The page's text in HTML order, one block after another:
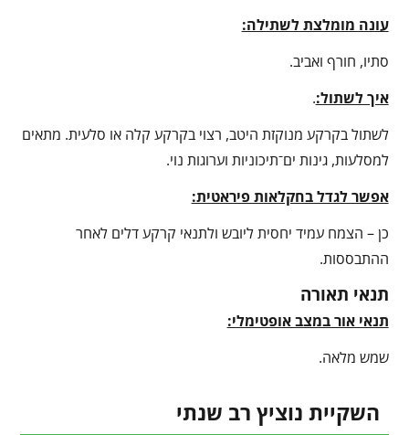
עונה מומלצת לשתילה:
סתיו, חורף ואביב.
איך לשתול:.
לשתול בקרקע מנוקזת היטב, רצוי בקרקע קלה או סלעית. מתאים
למסלעות, גינות ים־תיכוניות וערוגות נוי.
אפשר לגדל בחקלאות פיראטית:
כן – הצמח עמיד יחסית ליובש ולתנאי קרקע דלים לאחר
ההתבססות.
תנאי תאורה
תנאי אור במצב אופטימלי:
שמש מלאה.
השקיית נוציץ רב שנתי